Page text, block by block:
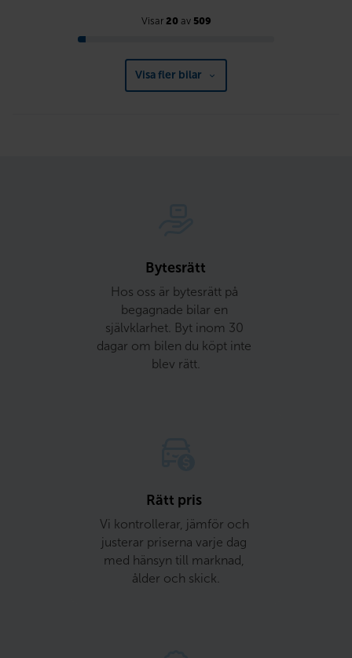
Visar 20av 509
Visa fler bilar
Bytesrätt
Hos oss är bytesrätt på
begagnade bilar en
självklarhet. Byt inom 30
dagar om bilen du köpt inte
blev rätt.
Rätt pris
Vi kontrollerar, jämför och
justerar priserna varje dag
med hänsyn till marknad,
ålder och skick.